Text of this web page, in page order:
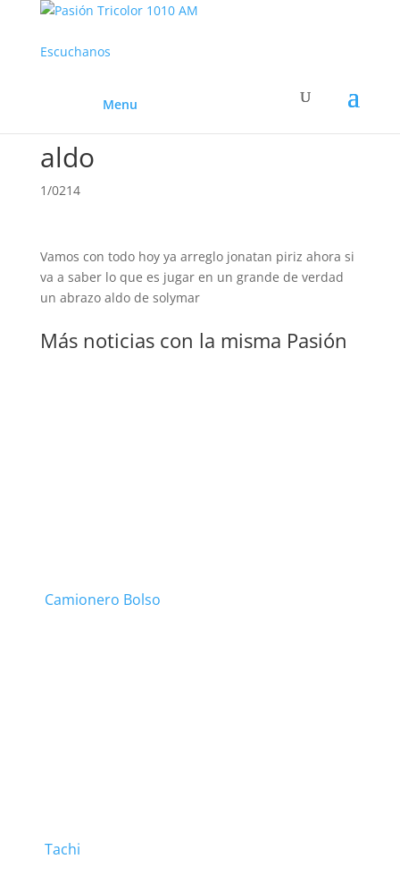
Escuchanos
Menu
aldo
1/0214
Vamos con todo hoy ya arreglo jonatan piriz ahora si
va a saber lo que es jugar en un grande de verdad
un abrazo aldo de solymar
Más noticias con la misma Pasión
Camionero Bolso
Tachi